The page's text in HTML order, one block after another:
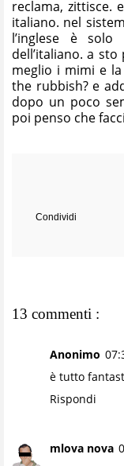
reclama, zittisce.
italiano. nel
l’inglese è
dell’italiano. a
meglio i mimi e
the rubbish? e
dopo un poco
poi penso che
Condividi
13 commenti :
Anonimo
è tutto
Rispondi
mlova nova